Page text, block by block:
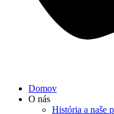
Domov
O nás
História a naše